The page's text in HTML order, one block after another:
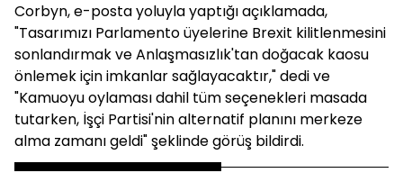
Corbyn, e-posta yoluyla yaptığı açıklamada,
"Tasarımızı Parlamento üyelerine Brexit kilitlenmesini
sonlandırmak ve Anlaşmasızlık'tan doğacak kaosu
önlemek için imkanlar sağlayacaktır," dedi ve
"Kamuoyu oylaması dahil tüm seçenekleri masada
tutarken, İşçi Partisi'nin alternatif planını merkeze
alma zamanı geldi" şeklinde görüş bildirdi.